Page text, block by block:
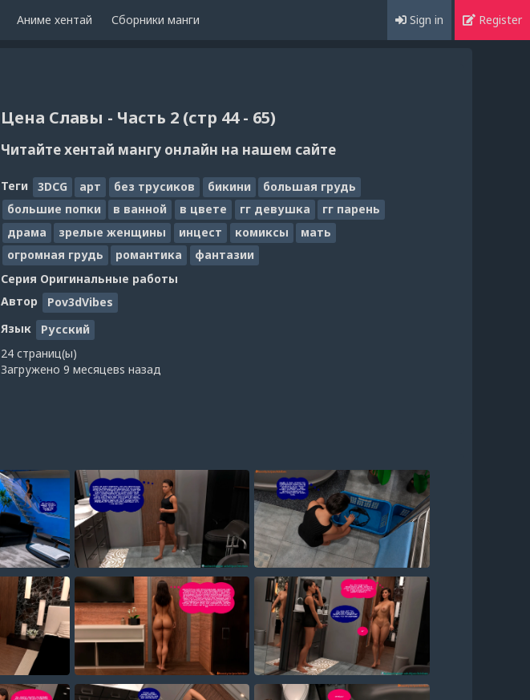
Аниме хентай Сборники манги Sign in Register
Цена Славы - Часть 2 (стр 44 - 65)
Читайте хентай мангу онлайн на нашем сайте
Теги 3DCG арт без трусиков бикини
большая грудь
большие попки
в ванной в цвете гг девушка
гг парень
драма
зрелые женщины инцест комиксы
мать
огромная грудь
романтика
фантазии
Серия Оригинальные работы
Автор
Pov3dVibes
Язык
Русский
24 страниц(ы)
Загружено 9 месяцевs назад